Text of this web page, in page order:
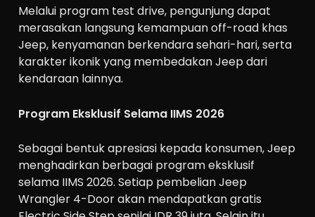
Melalui program test drive, pengunjung dapat
merasakan langsung kemampuan off-road khas
Jeep, kenyamanan berkendara sehari-hari, serta
karakter ikonik yang membedakan Jeep dari
kendaraan lainnya.
Program Eksklusif Selama IIMS 2026
Sebagai bentuk apresiasi kepada konsumen, Jeep
menghadirkan berbagai program eksklusif
selama IIMS 2026. Setiap pembelian Jeep
Wrangler 4-Door akan mendapatkan gratis